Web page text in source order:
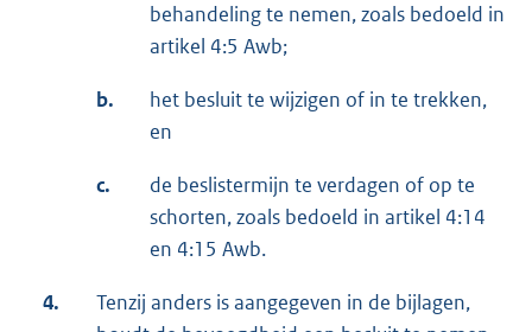
behandeling te nemen, zoals bedoeld in
artikel 4:5 Awb;
b.
het besluit te wijzigen of in te trekken,
en
c.
de beslistermijn te verdagen of op te
schorten, zoals bedoeld in artikel 4:14
en 4:15 Awb.
4.
Tenzij anders is aangegeven in de bijlagen,